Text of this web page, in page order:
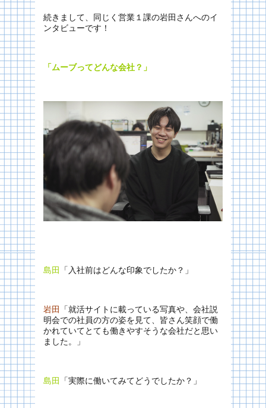
続きまして、同じく営業１課の岩田さんへのイ
ンタビューです！
「ムーブってどんな会社？」
島田 「入社前はどんな印象でしたか？」
岩田
「就活サイトに載っている写真や、会社説
明会での社員の方の姿を見て、皆さん笑顔で働
かれていてとても働きやすそうな会社だと思い
ました。」
島田 「実際に働いてみてどうでしたか？」